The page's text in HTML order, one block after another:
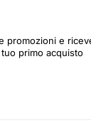
promozioni e
tuo primo acquisto